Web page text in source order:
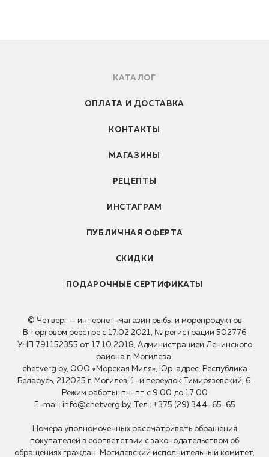
КАТАЛОГ
ОПЛАТА И ДОСТАВКА
КОНТАКТЫ
МАГАЗИНЫ
РЕЦЕПТЫ
ИНСТАГРАМ
ПУБЛИЧНАЯ ОФЕРТА
СКИДКИ
ПОДАРОЧНЫЕ СЕРТИФИКАТЫ
© Четверг — интернет-магазин рыбы и морепродуктов
В торговом реестре с 17.02.2021, № регистрации 502776
УНП 791152355 от 17.10.2018, Администрацией Ленинского
района г. Могилева.
chetverg.by, ООО «Морская Миля», Юр. адрес: Республика
Беларусь, 212025 г. Могилев, 1-й переулок Тимирязевский, 6
Режим работы: пн-пт c 9:00 до 17:00
E-mail: info@chetverg.by, Тел.: +375 (29) 344-65-65
Номера уполномоченных рассматривать обращения
покупателей в соответствии с законодательством об
обращениях граждан: Могилевский исполнительный комитет,